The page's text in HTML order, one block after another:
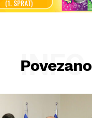
Povezano
INFO